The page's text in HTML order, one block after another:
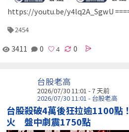
https://youtu.be/y4lq2A_SgwU
2454
3411 0 0
台股老高
2026/07/30 11:01 - 7 天前
2026/07/30 11:01 - 台股老高
台股殺破4萬後狂拉逾1100點
火 盤中劇震1750點